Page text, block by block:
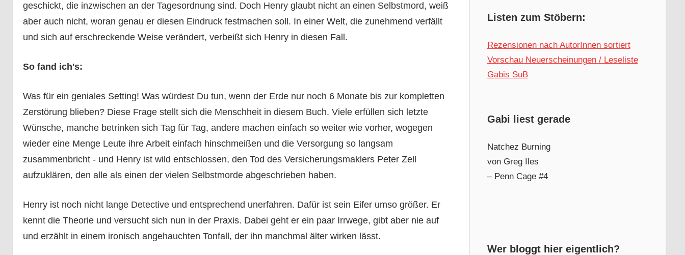
geschickt, die inzwischen an der Tagesordnung sind. Doch Henry glaubt nicht an einen Selbstmord, weiß
aber auch nicht, woran genau er diesen Eindruck festmachen soll. In einer Welt, die zunehmend verfällt
und sich auf erschreckende Weise verändert, verbeißt sich Henry in diesen Fall.
So fand ich's:
Was für ein geniales Setting! Was würdest Du tun, wenn der Erde nur noch 6 Monate bis zur kompletten
Zerstörung blieben? Diese Frage stellt sich die Menschheit in diesem Buch. Viele erfüllen sich letzte
Wünsche, manche betrinken sich Tag für Tag, andere machen einfach so weiter wie vorher, wogegen
wieder eine Menge Leute ihre Arbeit einfach hinschmeißen und die Versorgung so langsam
zusammenbricht - und Henry ist wild entschlossen, den Tod des Versicherungsmaklers Peter Zell
aufzuklären, den alle als einen der vielen Selbstmorde abgeschrieben haben.
Henry ist noch nicht lange Detective und entsprechend unerfahren. Dafür ist sein Eifer umso größer. Er
kennt die Theorie und versucht sich nun in der Praxis. Dabei geht er ein paar Irrwege, gibt aber nie auf
und erzählt in einem ironisch angehauchten Tonfall, der ihn manchmal älter wirken lässt.
Listen zum Stöbern:
Rezensionen nach AutorInnen sortiert
Vorschau Neuerscheinungen / Leseliste
Gabis SuB
Gabi liest gerade
Natchez Burning
von Greg Iles
– Penn Cage #4
Wer bloggt hier eigentlich?